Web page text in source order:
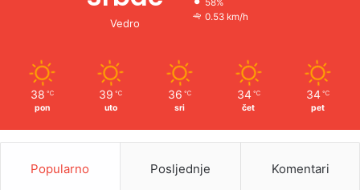
Vedro
0.53 km/h
38 ℃
pon
39 ℃
uto
36 ℃
sri
34 ℃
čet
34 ℃
pet
Popularno Posljednje Komentari